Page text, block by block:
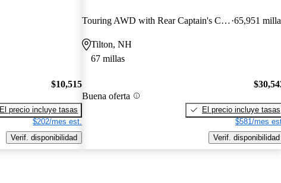
$10,515
El precio incluye tasas
$202/mes est.
Verif. disponibilidad
Touring AWD with Rear Captain's Chairs 65,951
Tilton, NH
67 millas
Buena oferta
El precio incluye tasas
$581/mes
Verif. disponibilidad